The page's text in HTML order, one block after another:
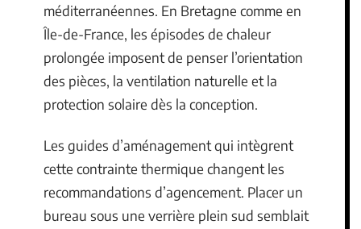
méditerranéennes. En Bretagne comme en
Île-de-France, les épisodes de chaleur
prolongée imposent de penser l’orientation
des pièces, la ventilation naturelle et la
protection solaire dès la conception.
Les guides d’aménagement qui intègrent
cette contrainte thermique changent les
recommandations d’agencement. Placer un
bureau sous une verrière plein sud semblait